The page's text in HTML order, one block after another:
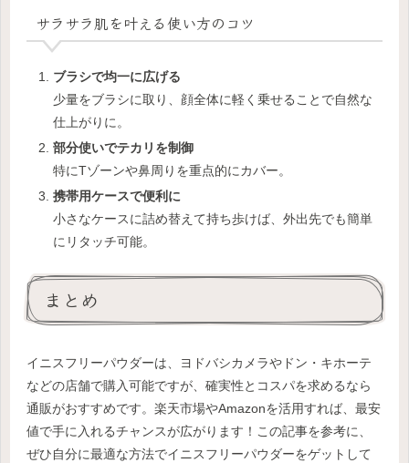
サラサラ肌を叶える使い方のコツ
ブラシで均一に広げる
少量をブラシに取り、顔全体に軽く乗せることで自然な
仕上がりに。
部分使いでテカリを制御
特にTゾーンや鼻周りを重点的にカバー。
携帯用ケースで便利に
小さなケースに詰め替えて持ち歩けば、外出先でも簡単
にリタッチ可能。
まとめ
イニスフリーパウダーは、ヨドバシカメラやドン・キホーテ
などの店舗で購入可能ですが、確実性とコスパを求めるなら
通販がおすすめです。楽天市場やAmazonを活用すれば、最安
値で手に入れるチャンスが広がります！この記事を参考に、
ぜひ自分に最適な方法でイニスフリーパウダーをゲットして